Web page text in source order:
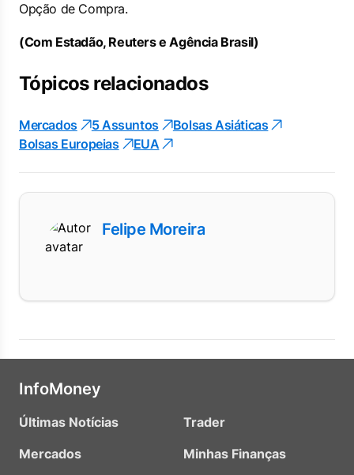
Opção de Compra.
(Com Estadão, Reuters e Agência Brasil)
Tópicos relacionados
Mercados 5 Assuntos
Bolsas Asiáticas
Bolsas Europeias
EUA
Felipe Moreira
InfoMoney
Últimas Notícias
Mercados
Trader
Minhas Finanças